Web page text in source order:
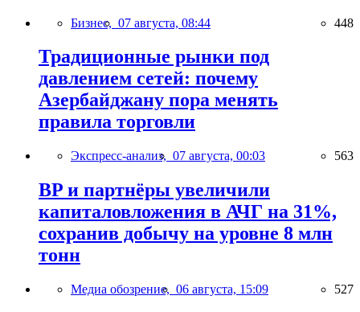
Бизнес, 07 августа, 08:44 448
Традиционные рынки под
давлением сетей: почему
Азербайджану пора менять
правила торговли
Экспресс-анализ, 07 августа, 00:03 563
BP и партнёры увеличили
капиталовложения в АЧГ на 31%,
сохранив добычу на уровне 8 млн
тонн
Медиа обозрение, 06 августа, 15:09 527